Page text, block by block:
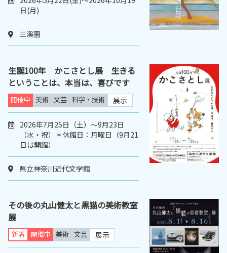
日(月)
三溪園
生誕100年 かこさとし展 生きる
ということは、本当は、喜びです
開催中 美術 文芸 科学・技術 展示
2026年7月25日（土）～9月23日
（水・祝）＊休館日：月曜日（9月21
日は開館）
県立神奈川近代文学館
その後の丸山健太と黒猫の美術教室
展
新着 開催中 美術 文芸 展示